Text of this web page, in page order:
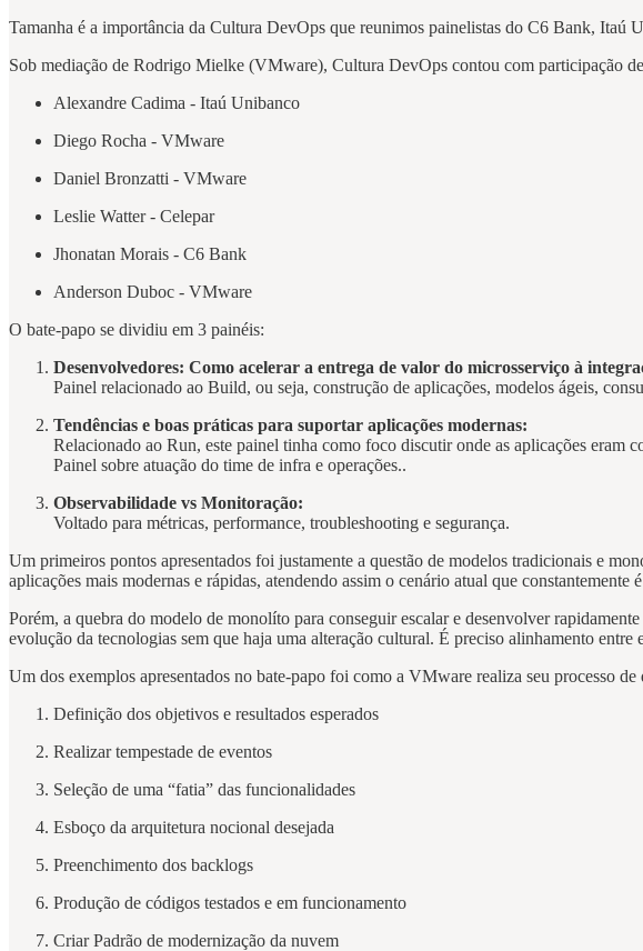
Tamanha é a importância da Cultura DevOps que reunimos painelistas do C6 Bank, Itaú
Sob mediação de Rodrigo Mielke (VMware), Cultura DevOps contou com participação
Alexandre Cadima - Itaú Unibanco
Diego Rocha - VMware
Daniel Bronzatti - VMware
Leslie Watter - Celepar
Jhonatan Morais - C6 Bank
Anderson Duboc - VMware
O bate-papo se dividiu em 3 painéis:
Desenvolvedores: Como acelerar a entrega de valor do microsserviço à
Painel relacionado ao Build, ou seja, construção de aplicações, modelos ágeis,
Tendências e boas práticas para suportar aplicações modernas:
Relacionado ao Run, este painel tinha como foco discutir onde as aplicações eram
Painel sobre atuação do time de infra e operações..
Observabilidade vs Monitoração:
Voltado para métricas, performance, troubleshooting e segurança.
Um primeiros pontos apresentados foi justamente a questão de modelos tradicionais e
aplicações mais modernas e rápidas, atendendo assim o cenário atual que constantemente
Porém, a quebra do modelo de monolíto para conseguir escalar e desenvolver
evolução da tecnologias sem que haja uma alteração cultural. É preciso alinhamento entre
Um dos exemplos apresentados no bate-papo foi como a VMware realiza seu processo
Definição dos objetivos e resultados esperados
Realizar tempestade de eventos
Seleção de uma “fatia” das funcionalidades
Esboço da arquitetura nocional desejada
Preenchimento dos backlogs
Produção de códigos testados e em funcionamento
Criar Padrão de modernização da nuvem